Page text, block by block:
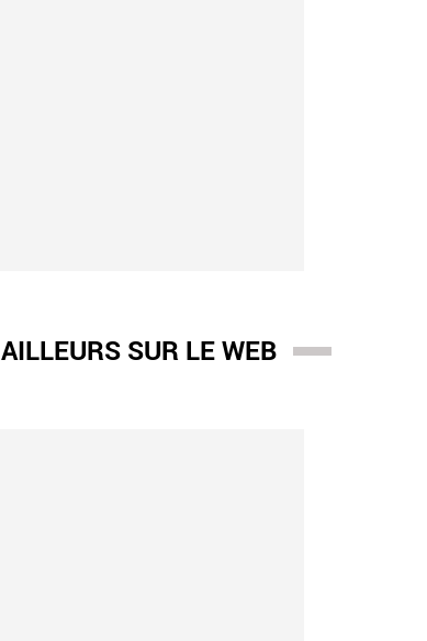
AILLEURS SUR LE WEB